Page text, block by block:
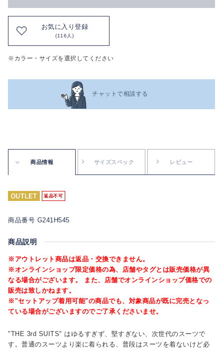
お気に入り登録
(116人)
※カラー・サイズを選択してください
チャットで相談する
商品情報 サイズスペック レビュー
返品不可
商品番号 G241H545
商品説明
※アウトレット商品は返品・交換できません。
※オンラインショップ限定価格の為、店舗やタグとは販売価格が異
なる場合がございます。 また、店舗でオンラインショップ価格での
販売は致しかねます。
※"セットアップ着用可能"の商品でも、対象商品が既に完売となっ
ている場合がございますのでご了承くださいませ。
"THE 3rd SUITS" はゆるすぎず、堅すぎない、次世代のスーツで
す。普通のスーツより楽に着られる、普段はスーツを着ないけど必